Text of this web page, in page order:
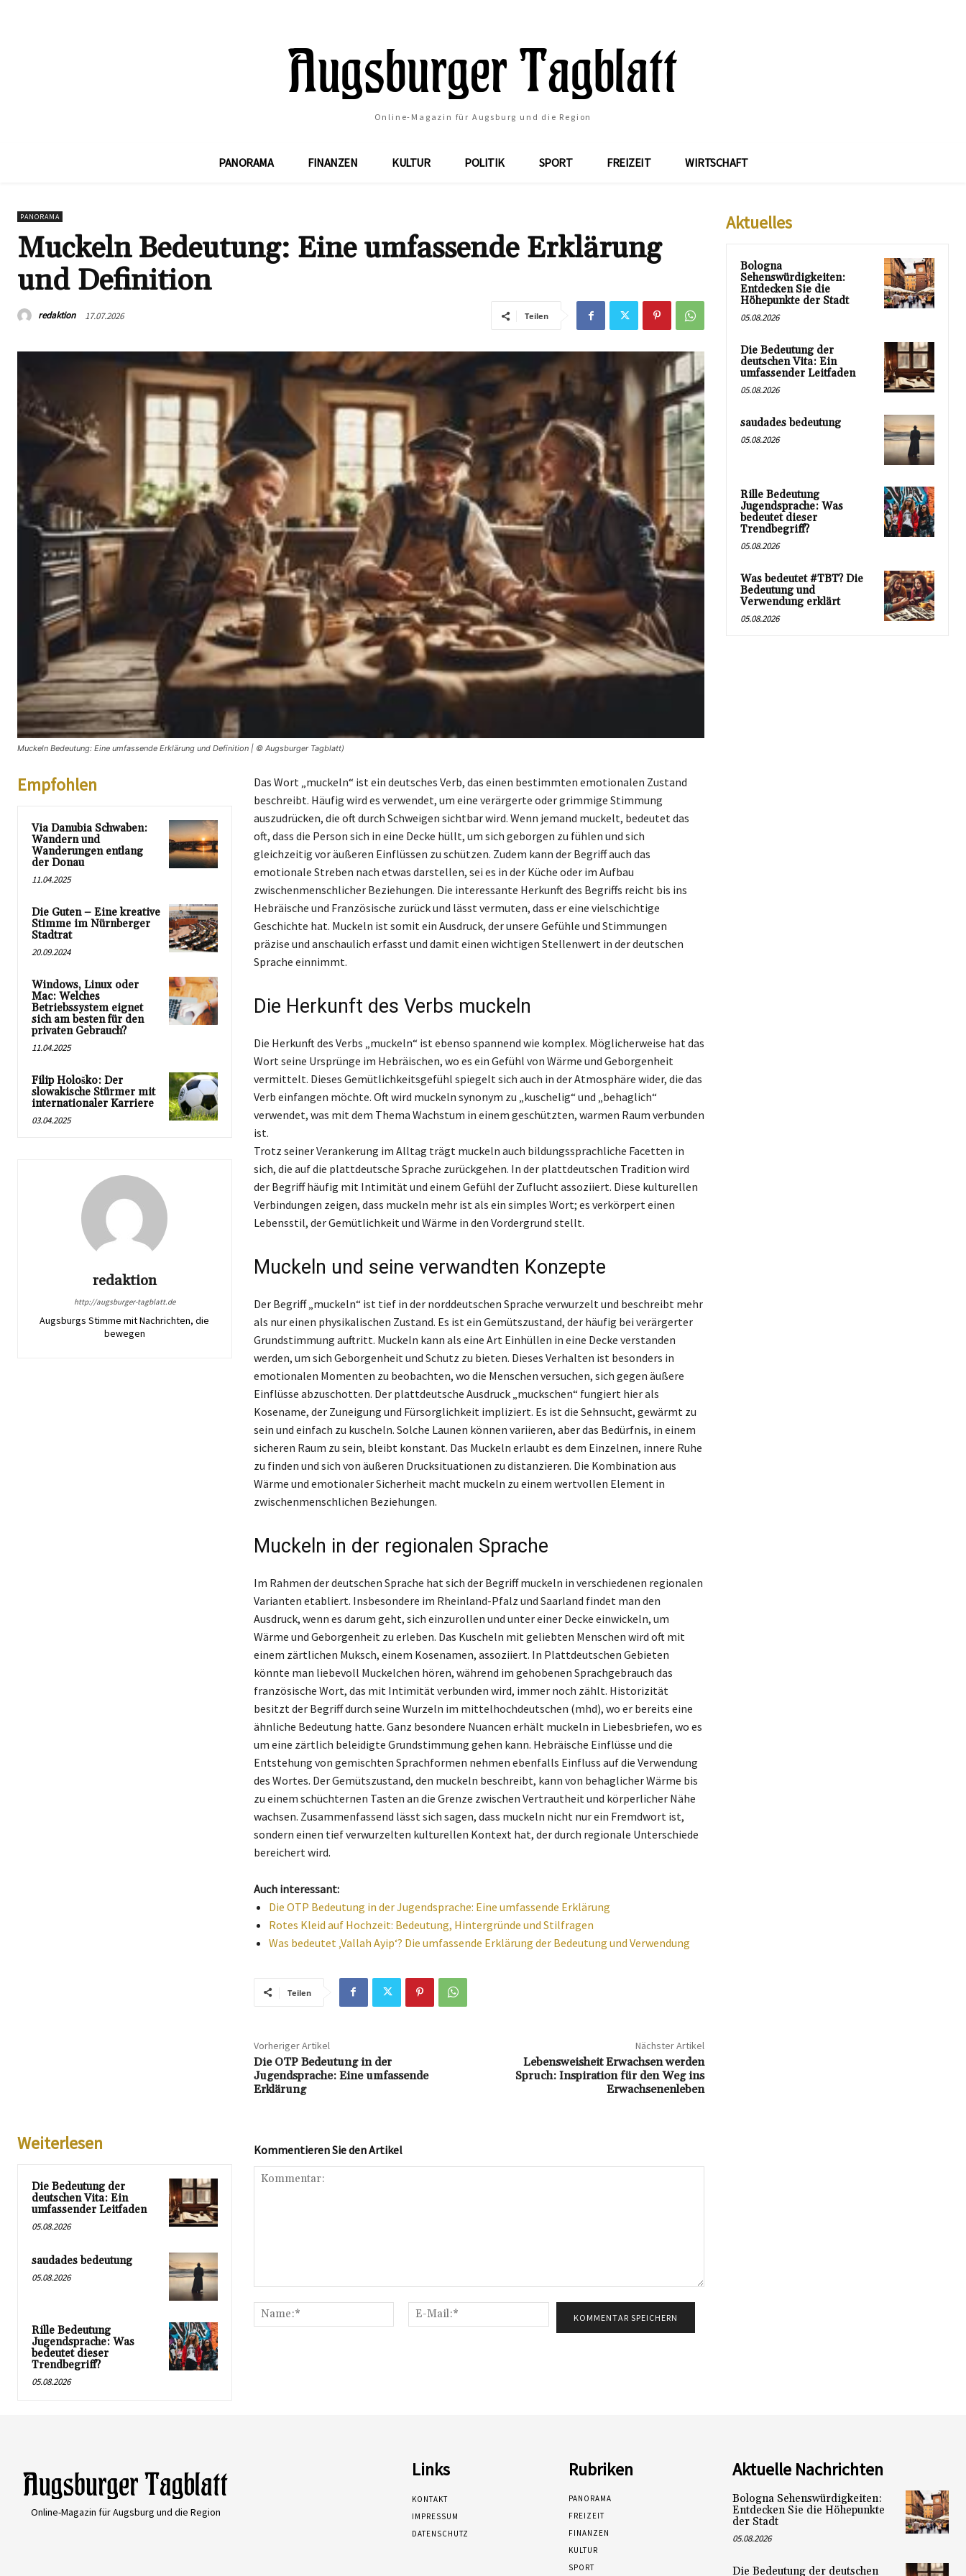
Online-Magazin für Augsburg und die Region
PANORAMA FINANZEN KULTUR POLITIK SPORT FREIZEIT WIRTSCHAFT
PANORAMA
Muckeln Bedeutung: Eine umfassende Erklärung
und Definition
redaktion 17.07.2026 Teilen
Muckeln Bedeutung: Eine umfassende Erklärung und Definition | © Augsburger Tagblatt)
Empfohlen
Via Danubia Schwaben:
Wandern und
Wanderungen entlang
der Donau
11.04.2025
Die Guten – Eine kreative
Stimme im Nürnberger
Stadtrat
20.09.2024
Windows, Linux oder
Mac: Welches
Betriebssystem eignet
sich am besten für den
privaten Gebrauch?
11.04.2025
Filip Hološko: Der
slowakische Stürmer mit
internationaler Karriere
03.04.2025
redaktion
http://augsburger-tagblatt.de
Augsburgs Stimme mit Nachrichten, die
bewegen
Das Wort „muckeln“ ist ein deutsches Verb, das einen bestimmten emotionalen Zustand
beschreibt. Häufig wird es verwendet, um eine verärgerte oder grimmige Stimmung
auszudrücken, die oft durch Schweigen sichtbar wird. Wenn jemand muckelt, bedeutet das
oft, dass die Person sich in eine Decke hüllt, um sich geborgen zu fühlen und sich
gleichzeitig vor äußeren Einflüssen zu schützen. Zudem kann der Begriff auch das
emotionale Streben nach etwas darstellen, sei es in der Küche oder im Aufbau
zwischenmenschlicher Beziehungen. Die interessante Herkunft des Begriffs reicht bis ins
Hebräische und Französische zurück und lässt vermuten, dass er eine vielschichtige
Geschichte hat. Muckeln ist somit ein Ausdruck, der unsere Gefühle und Stimmungen
präzise und anschaulich erfasst und damit einen wichtigen Stellenwert in der deutschen
Sprache einnimmt.
Die Herkunft des Verbs muckeln
Die Herkunft des Verbs „muckeln“ ist ebenso spannend wie komplex. Möglicherweise hat das
Wort seine Ursprünge im Hebräischen, wo es ein Gefühl von Wärme und Geborgenheit
vermittelt. Dieses Gemütlichkeitsgefühl spiegelt sich auch in der Atmosphäre wider, die das
Verb einfangen möchte. Oft wird muckeln synonym zu „kuschelig“ und „behaglich“
verwendet, was mit dem Thema Wachstum in einem geschützten, warmen Raum verbunden
ist.
Trotz seiner Verankerung im Alltag trägt muckeln auch bildungssprachliche Facetten in
sich, die auf die plattdeutsche Sprache zurückgehen. In der plattdeutschen Tradition wird
der Begriff häufig mit Intimität und einem Gefühl der Zuflucht assoziiert. Diese kulturellen
Verbindungen zeigen, dass muckeln mehr ist als ein simples Wort; es verkörpert einen
Lebensstil, der Gemütlichkeit und Wärme in den Vordergrund stellt.
Muckeln und seine verwandten Konzepte
Der Begriff „muckeln“ ist tief in der norddeutschen Sprache verwurzelt und beschreibt mehr
als nur einen physikalischen Zustand. Es ist ein Gemütszustand, der häufig bei verärgerter
Grundstimmung auftritt. Muckeln kann als eine Art Einhüllen in eine Decke verstanden
werden, um sich Geborgenheit und Schutz zu bieten. Dieses Verhalten ist besonders in
emotionalen Momenten zu beobachten, wo die Menschen versuchen, sich gegen äußere
Einflüsse abzuschotten. Der plattdeutsche Ausdruck „muckschen“ fungiert hier als
Kosename, der Zuneigung und Fürsorglichkeit impliziert. Es ist die Sehnsucht, gewärmt zu
sein und einfach zu kuscheln. Solche Launen können variieren, aber das Bedürfnis, in einem
sicheren Raum zu sein, bleibt konstant. Das Muckeln erlaubt es dem Einzelnen, innere Ruhe
zu finden und sich von äußeren Drucksituationen zu distanzieren. Die Kombination aus
Wärme und emotionaler Sicherheit macht muckeln zu einem wertvollen Element in
zwischenmenschlichen Beziehungen.
Muckeln in der regionalen Sprache
Im Rahmen der deutschen Sprache hat sich der Begriff muckeln in verschiedenen regionalen
Varianten etabliert. Insbesondere im Rheinland-Pfalz und Saarland findet man den
Ausdruck, wenn es darum geht, sich einzurollen und unter einer Decke einwickeln, um
Wärme und Geborgenheit zu erleben. Das Kuscheln mit geliebten Menschen wird oft mit
einem zärtlichen Muksch, einem Kosenamen, assoziiert. In Plattdeutschen Gebieten
könnte man liebevoll Muckelchen hören, während im gehobenen Sprachgebrauch das
französische Wort, das mit Intimität verbunden wird, immer noch zählt. Historizität
besitzt der Begriff durch seine Wurzeln im mittelhochdeutschen (mhd), wo er bereits eine
ähnliche Bedeutung hatte. Ganz besondere Nuancen erhält muckeln in Liebesbriefen, wo es
um eine zärtlich beleidigte Grundstimmung gehen kann. Hebräische Einflüsse und die
Entstehung von gemischten Sprachformen nehmen ebenfalls Einfluss auf die Verwendung
des Wortes. Der Gemütszustand, den muckeln beschreibt, kann von behaglicher Wärme bis
zu einem schüchternen Tasten an die Grenze zwischen Vertrautheit und körperlicher Nähe
wachsen. Zusammenfassend lässt sich sagen, dass muckeln nicht nur ein Fremdwort ist,
sondern einen tief verwurzelten kulturellen Kontext hat, der durch regionale Unterschiede
bereichert wird.
Auch interessant:
Die OTP Bedeutung in der Jugendsprache: Eine umfassende Erklärung
Rotes Kleid auf Hochzeit: Bedeutung, Hintergründe und Stilfragen
Was bedeutet ‚Vallah Ayip‘? Die umfassende Erklärung der Bedeutung und Verwendung
Teilen
Vorheriger Artikel
Die OTP Bedeutung in der
Jugendsprache: Eine umfassende
Erklärung
Nächster Artikel
Lebensweisheit Erwachsen werden
Spruch: Inspiration für den Weg ins
Erwachsenenleben
Weiterlesen
Die Bedeutung der
deutschen Vita: Ein
umfassender Leitfaden
05.08.2026
saudades bedeutung
05.08.2026
Rille Bedeutung
Jugendsprache: Was
bedeutet dieser
Trendbegriff?
05.08.2026
Kommentieren Sie den Artikel
Name:*
Mail:*
Aktuelles
Bologna
Sehenswürdigkeiten:
Entdecken Sie die
Höhepunkte der Stadt
05.08.2026
Die Bedeutung der
deutschen Vita: Ein
umfassender Leitfaden
05.08.2026
saudades bedeutung
05.08.2026
Rille Bedeutung
Jugendsprache: Was
bedeutet dieser
Trendbegriff?
05.08.2026
Was bedeutet #TBT? Die
Bedeutung und
Verwendung erklärt
05.08.2026
Online-Magazin für Augsburg und die Region
Links
KONTAKT
IMPRESSUM
DATENSCHUTZ
Rubriken
PANORAMA
FREIZEIT
FINANZEN
KULTUR
SPORT
Aktuelle Nachrichten
Bologna Sehenswürdigkeiten:
Entdecken Sie die Höhepunkte
der Stadt
05.08.2026
Die Bedeutung der deutschen